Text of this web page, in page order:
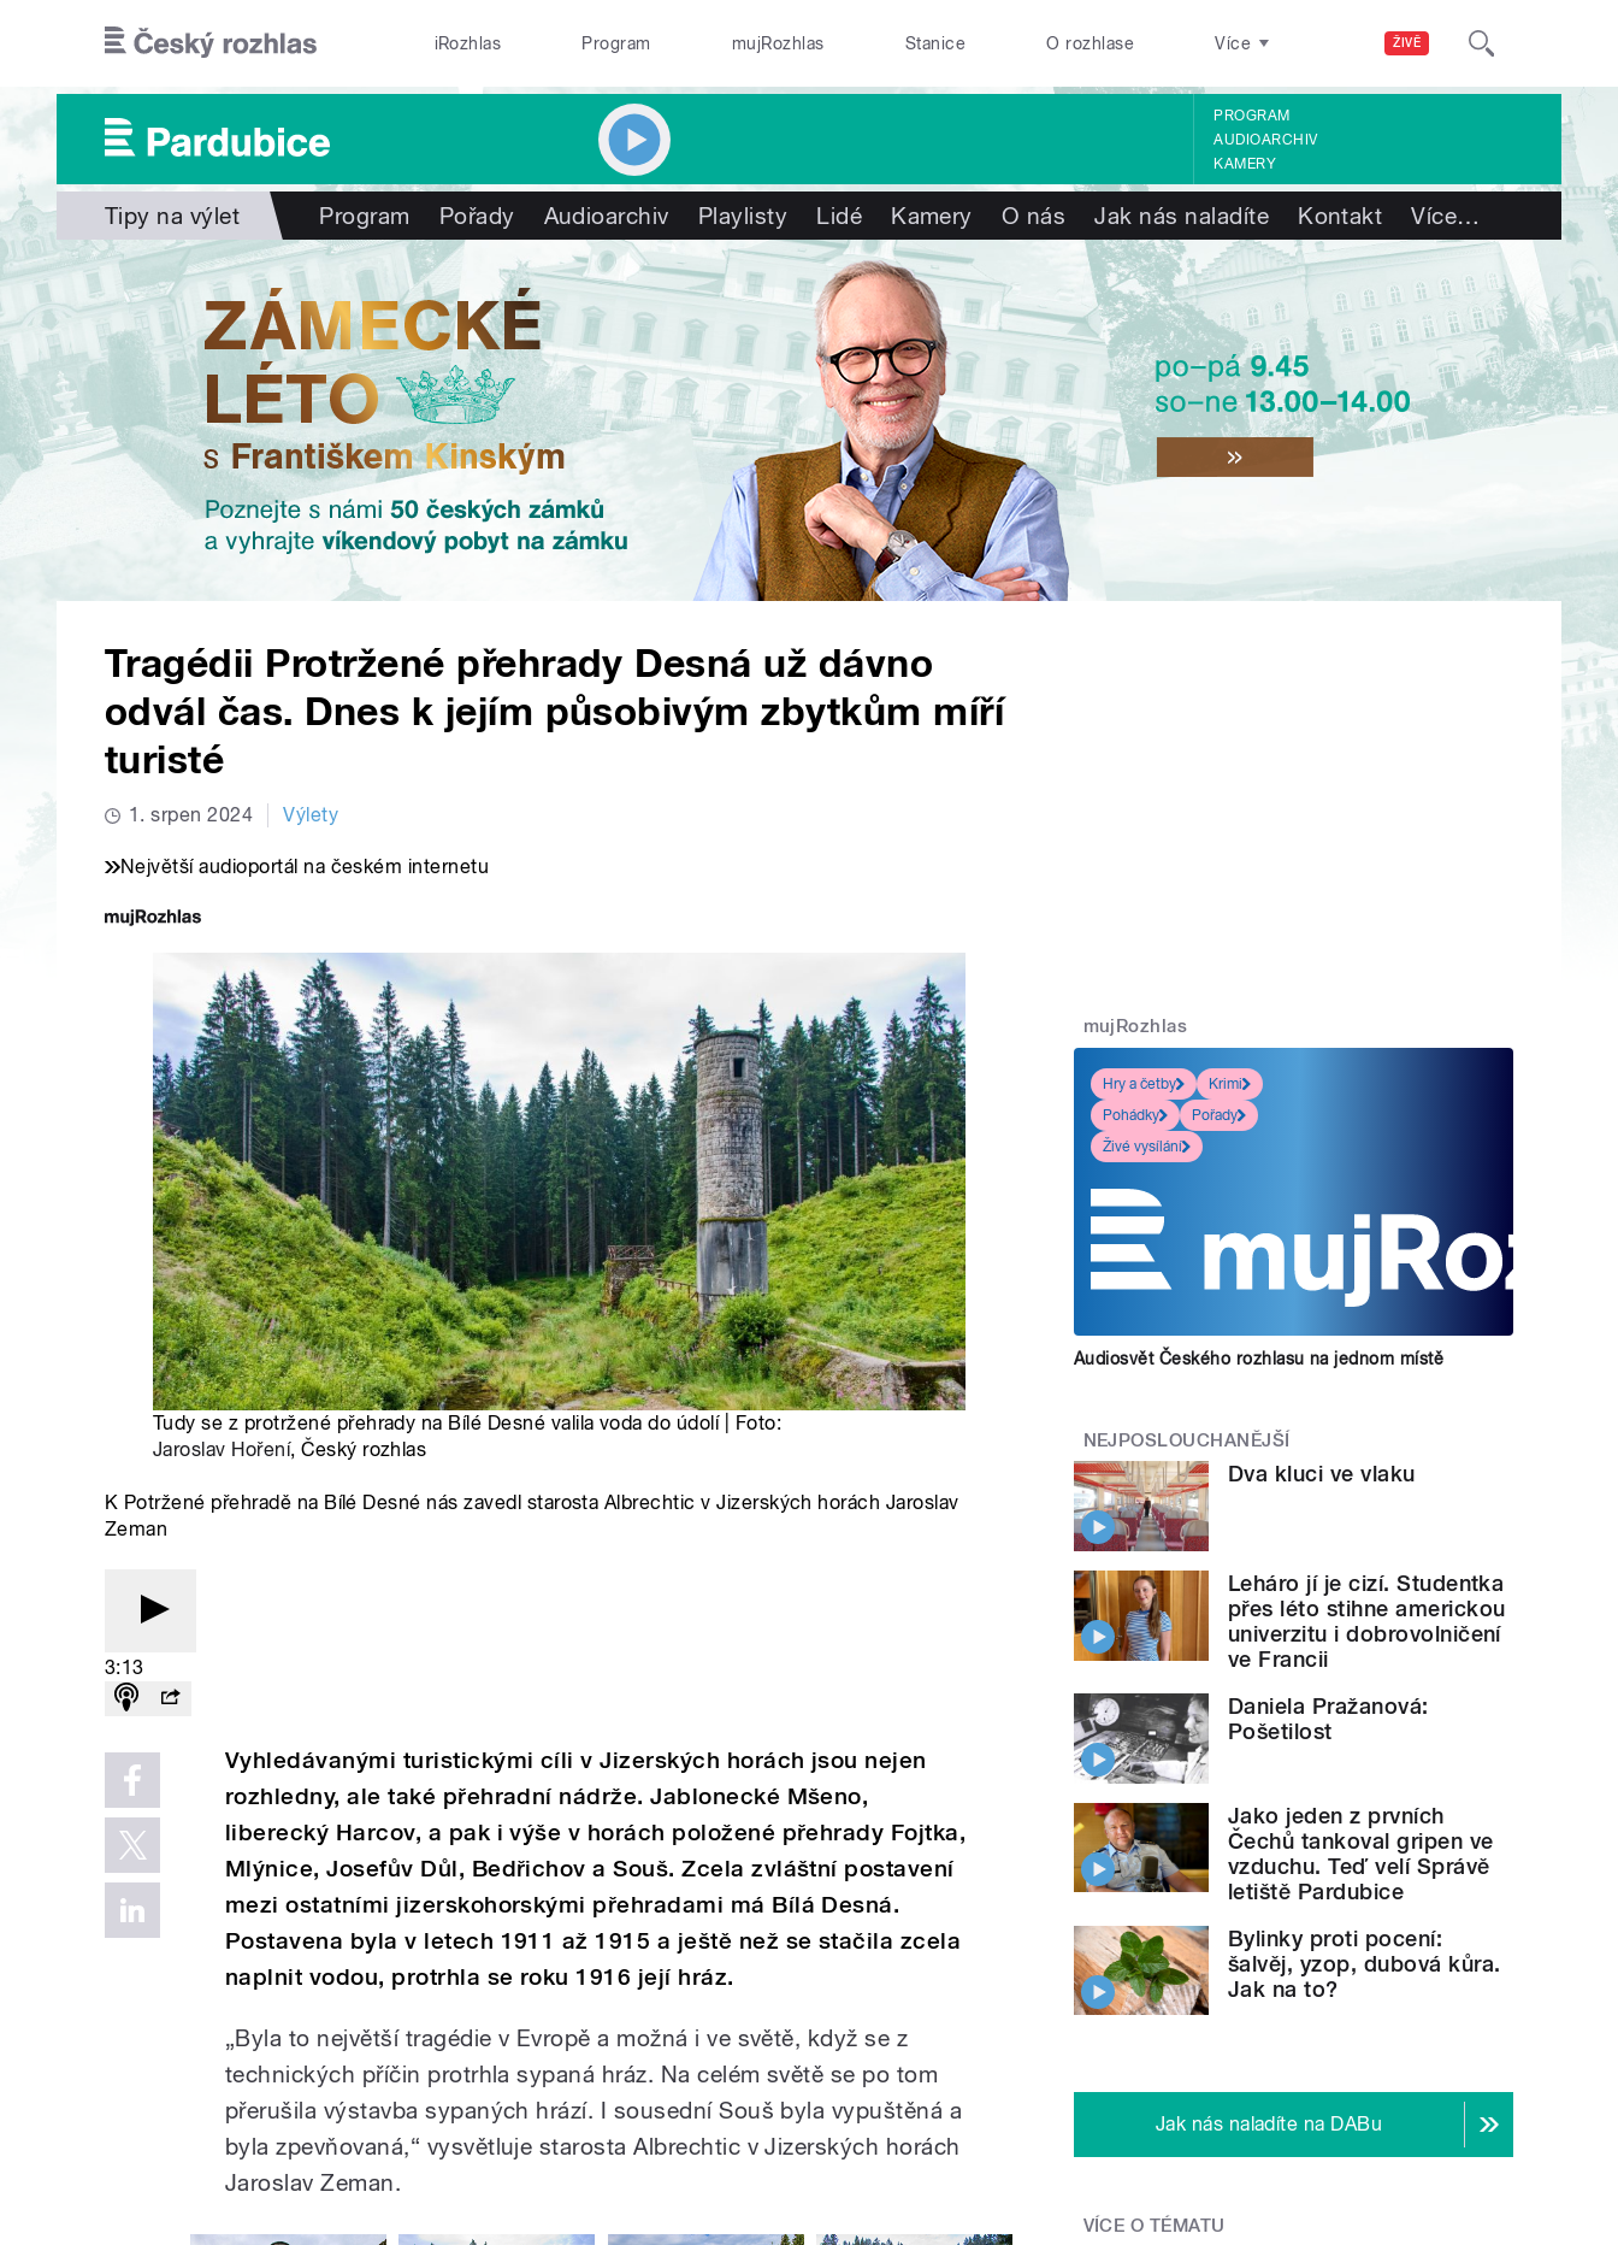
ŽIVĚ
iRozhlas Program mujRozhlas Stanice O rozhlase Více
PROGRAM
AUDIOARCHIV
KAMERY
Tipy na výlet Program Pořady Audioarchiv Playlisty Lidé Kamery O nás Jak nás naladíte Kontakt Více…
Tragédii Protržené přehrady Desná už dávno
odvál čas. Dnes k jejím působivým zbytkům míří
turisté
1. srpen 2024 Výlety
Největší audioportál na českém internetu
Tudy se z protržené přehrady na Bílé Desné valila voda do údolí | Foto:
Jaroslav Hoření, Český rozhlas
K Potržené přehradě na Bílé Desné nás zavedl starosta Albrechtic v Jizerských horách Jaroslav
Zeman
3:13
Vyhledávanými turistickými cíli v Jizerských horách jsou nejen
rozhledny, ale také přehradní nádrže. Jablonecké Mšeno,
liberecký Harcov, a pak i výše v horách položené přehrady Fojtka,
Mlýnice, Josefův Důl, Bedřichov a Souš. Zcela zvláštní postavení
mezi ostatními jizerskohorskými přehradami má Bílá Desná.
Postavena byla v letech 1911 až 1915 a ještě než se stačila zcela
naplnit vodou, protrhla se roku 1916 její hráz.
„Byla to největší tragédie v Evropě a možná i ve světě, když se z
technických příčin protrhla sypaná hráz. Na celém světě se po tom
přerušila výstavba sypaných hrází. I sousední Souš byla vypuštěná a
byla zpevňovaná,“ vysvětluje starosta Albrechtic v Jizerských horách
Jaroslav Zeman.
mujRozhlas
Hry a četby
Krimi
Pohádky
Pořady
Živé vysílání
Audiosvět Českého rozhlasu na jednom místě
NEJPOSLOUCHANĚJŠÍ
Dva kluci ve vlaku
Leháro jí je cizí. Studentka
přes léto stihne americkou
univerzitu i dobrovolničení
ve Francii
Daniela Pražanová:
Pošetilost
Jako jeden z prvních
Čechů tankoval gripen ve
vzduchu. Teď velí Správě
letiště Pardubice
Bylinky proti pocení:
šalvěj, yzop, dubová kůra.
Jak na to?
Jak nás naladíte na DABu
VÍCE O TÉMATU